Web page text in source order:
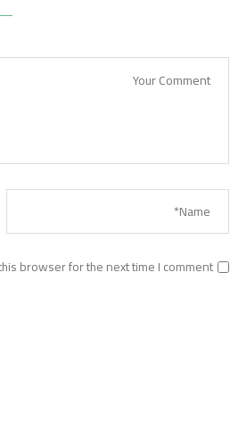
browser for the next time I comment.